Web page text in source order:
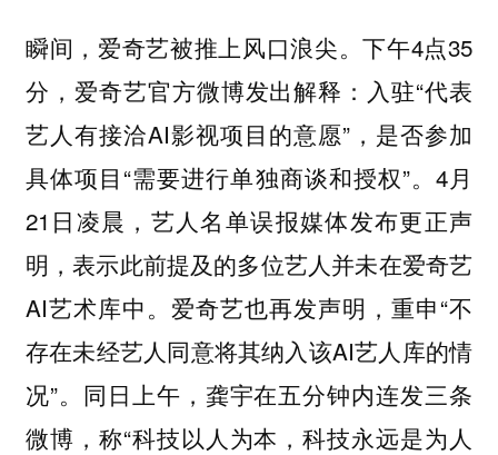
瞬间，爱奇艺被推上风口浪尖。下午4点35
分，爱奇艺官方微博发出解释：入驻“代表
艺人有接洽AI影视项目的意愿”，是否参加
具体项目“需要进行单独商谈和授权”。4月
21日凌晨，艺人名单误报媒体发布更正声
明，表示此前提及的多位艺人并未在爱奇艺
AI艺术库中。爱奇艺也再发声明，重申“不
存在未经艺人同意将其纳入该AI艺人库的情
况”。同日上午，龚宇在五分钟内连发三条
微博，称“科技以人为本，科技永远是为人